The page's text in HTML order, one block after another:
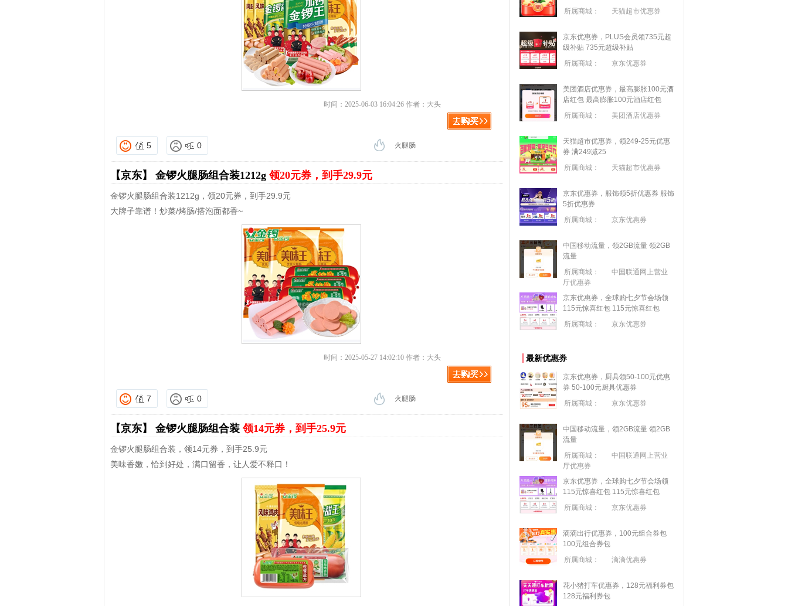
时间：2025-06-03 16:04:26 作者：大头
5 0 火腿肠
【京东】 金锣火腿肠组合装1212g领20元券，到手29.9元
金锣火腿肠组合装1212g，领20元券，到手29.9元
大牌子靠谱！炒菜/烤肠/搭泡面都香~
时间：2025-05-27 14:02:10 作者：大头
7 0 火腿肠
【京东】 金锣火腿肠组合装领14元券，到手25.9元
金锣火腿肠组合装，领14元券，到手25.9元
美味香嫩，恰到好处，满口留香，让人爱不释口！
所属商城：
天猫超市优惠券
京东优惠券，PLUS会员领735元超
级补贴 735元超级补贴
所属商城：
京东优惠券
美团酒店优惠券，最高膨胀100元酒
店红包 最高膨胀100元酒店红包
所属商城：
美团酒店优惠券
天猫超市优惠券，领249-25元优惠
券 满249减25
所属商城：
天猫超市优惠券
京东优惠券，服饰领5折优惠券 服饰
5折优惠券
所属商城：
京东优惠券
中国移动流量，领2GB流量 领2GB
流量
所属商城：
中国联通网上营业
厅优惠券
京东优惠券，全球购七夕节会场领
115元惊喜红包 115元惊喜红包
所属商城：
京东优惠券
最新优惠券
京东优惠券，厨具领50-100元优惠
券 50-100元厨具优惠券
所属商城：
京东优惠券
中国移动流量，领2GB流量 领2GB
流量
所属商城：
中国联通网上营业
厅优惠券
京东优惠券，全球购七夕节会场领
115元惊喜红包 115元惊喜红包
所属商城：
京东优惠券
滴滴出行优惠券，100元组合券包
100元组合券包
所属商城：
滴滴优惠券
花小猪打车优惠券，128元福利券包
128元福利券包